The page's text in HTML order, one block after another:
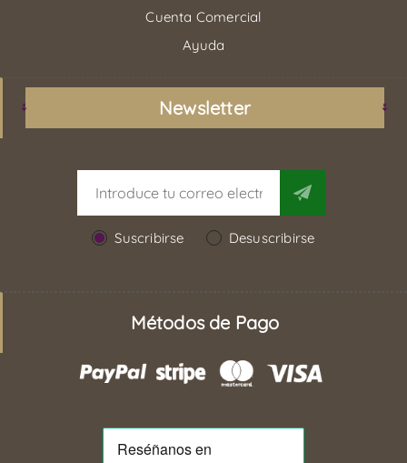
Cuenta Comercial
Ayuda
Newsletter
Suscribirse Desuscribirse
Métodos de Pago